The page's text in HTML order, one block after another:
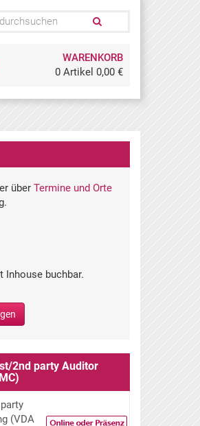
WARENKORB
0 Artikel 0,00 €
über Termine und Orte
Inhouse buchbar.
2nd party Auditor
(VDA